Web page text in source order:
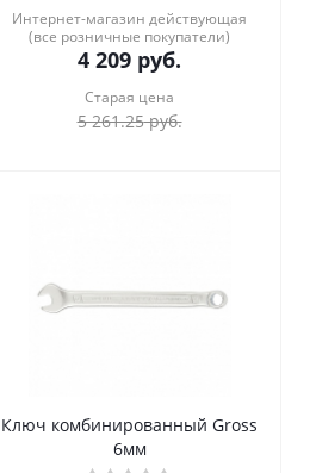
Интернет-магазин действующая
(все розничные покупатели)
4 209 руб.
Старая цена
5 261.25руб.
Ключ комбинированный Gross
6мм